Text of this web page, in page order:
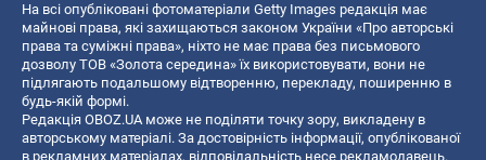
На всі опубліковані фотоматеріали Getty Images редакція має
майнові права, які захищаються законом України «Про авторські
права та суміжні права», ніхто не має права без письмового
дозволу ТОВ «Золота середина» їх використовувати, вони не
підлягають подальшому відтворенню, перекладу, поширенню в
будь-якій формі.
Редакція OBOZ.UA може не поділяти точку зору, викладену в
авторському матеріалі. За достовірність інформації, опублікованої
в рекламних матеріалах, відповідальність несе рекламодавець.